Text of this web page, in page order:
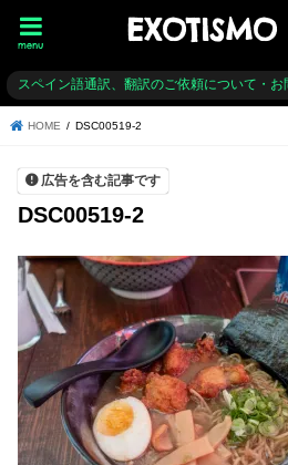
menu
スペイン語通訳、翻訳のご依頼について・お
HOME DSC00519-2
広告を含む記事です
DSC00519-2